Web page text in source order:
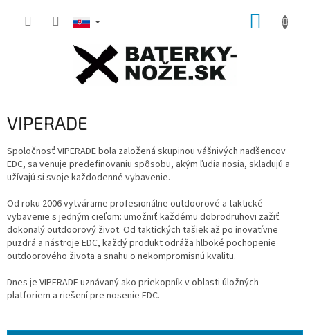
VIPERADE
Spoločnosť VIPERADE bola založená skupinou vášnivých nadšencov
EDC, sa venuje predefinovaniu spôsobu, akým ľudia nosia, skladujú a
užívajú si svoje každodenné vybavenie.
Od roku 2006 vytvárame profesionálne outdoorové a taktické
vybavenie s jedným cieľom: umožniť každému dobrodruhovi zažiť
dokonalý outdoorový život. Od taktických tašiek až po inovatívne
puzdrá a nástroje EDC, každý produkt odráža hlboké pochopenie
outdoorového života a snahu o nekompromisnú kvalitu.
Dnes je VIPERADE uznávaný ako priekopník v oblasti úložných
platforiem a riešení pre nosenie EDC.